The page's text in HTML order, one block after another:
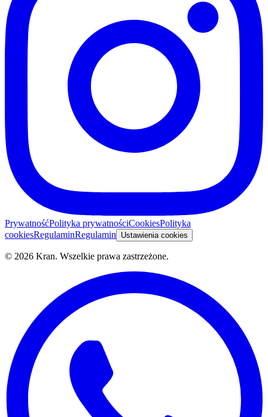
PrywatnośćPolityka prywatnościCookiesPolityka
cookiesRegulaminRegulamin Ustawienia cookies
© 2026 Kran. Wszelkie prawa zastrzeżone.